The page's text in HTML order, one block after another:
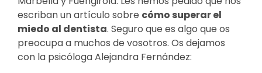
escriban un artículo sobre cómo superar el
miedo al dentista. Seguro que es algo que os
preocupa a muchos de vosotros. Os dejamos
con la psicóloga Alejandra Fernández: